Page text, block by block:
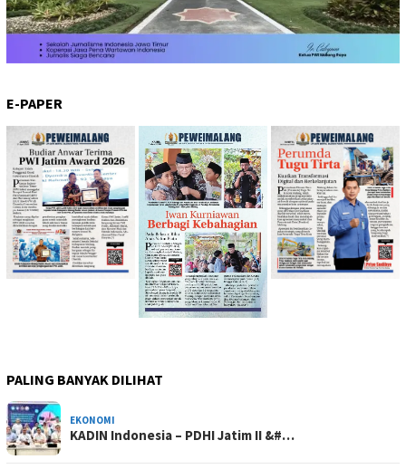
E-PAPER
PALING BANYAK DILIHAT
EKONOMI
KADIN Indonesia – PDHI Jatim II &#…